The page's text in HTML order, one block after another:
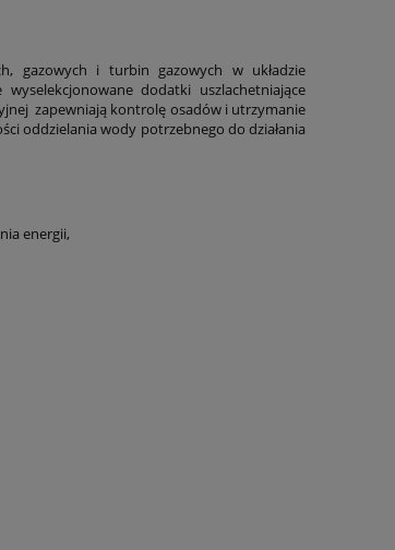
gazowych i turbin gazowych w układzie
dodatki uszlachetniające
zapewniają kontrolę osadów i utrzymanie
oddzielania wody potrzebnego do działania
energii,